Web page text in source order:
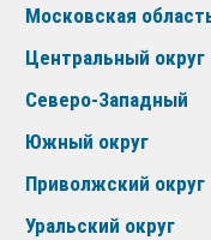
Московская
Центральный округ
Северо-Западный
Южный округ
Приволжский округ
Уральский округ